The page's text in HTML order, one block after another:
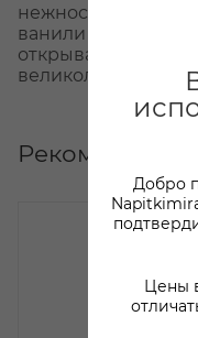
Добро
Цены
нежности с нотами
ванили и
открывая для
великолепие
Рекомендуем